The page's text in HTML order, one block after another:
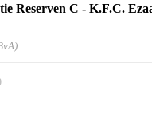
Reserven C - K.F.C.